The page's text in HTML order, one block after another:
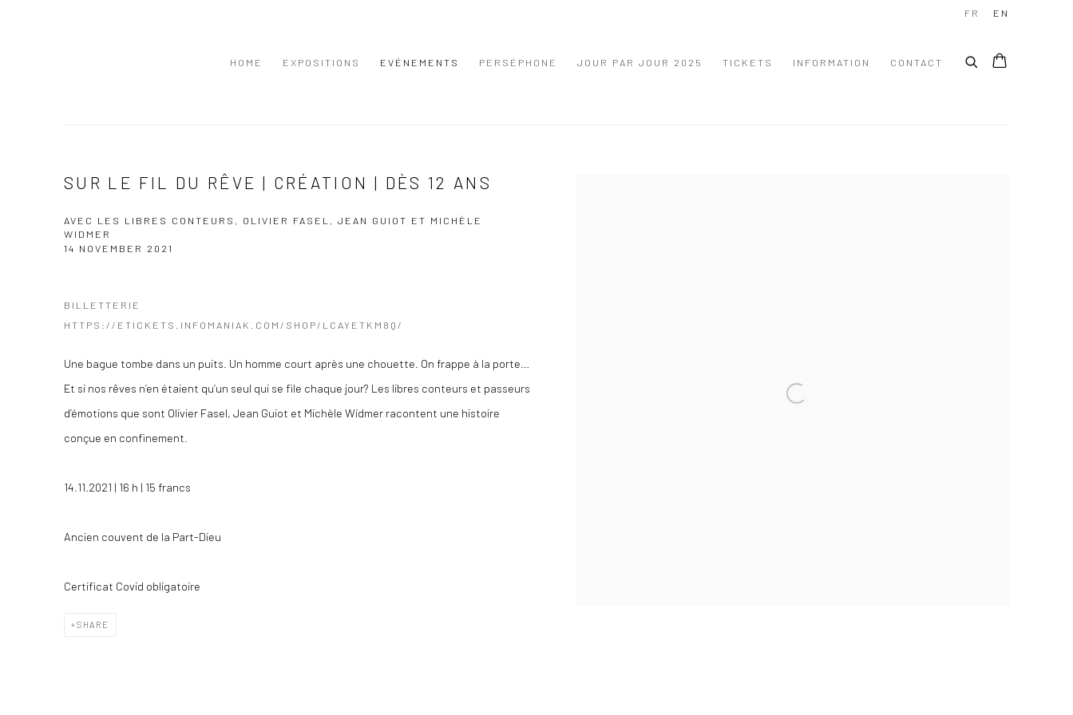
HOME EXPOSITIONS EVÉNEMENTS PERSÉPHONE JOUR PAR JOUR 2025 TICKETS INFORMATION CONTACT
FR EN
SUR LE FIL DU RÊVE | CRÉATION | DÈS 12 ANS
AVEC LES LIBRES CONTEURS, OLIVIER FASEL, JEAN GUIOT ET MICHÈLE
WIDMER
14 NOVEMBER 2021
BILLETTERIE
HTTPS://ETICKETS.INFOMANIAK.COM/SHOP/LCAYETKM8Q/
Une bague tombe dans un puits. Un homme court après une chouette. On frappe à la porte…
Et si nos rêves n’en étaient qu’un seul qui se file chaque jour? Les libres conteurs et passeurs
d’émotions que sont Olivier Fasel, Jean Guiot et Michèle Widmer racontent une histoire
conçue en confinement.
14.11.2021 | 16 h | 15 francs
Ancien couvent de la Part-Dieu
Certificat Covid obligatoire
SHARE